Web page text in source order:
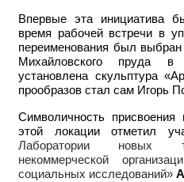
Впервые эта инициатива
время рабочей встречи в
переименования был
Михайловского пруда
установлена скульптура
прообразов стал сам Игорь
Символичность присвоения
этой локации отметил
Лаборатории новых
некоммерческой
социальных исследований»